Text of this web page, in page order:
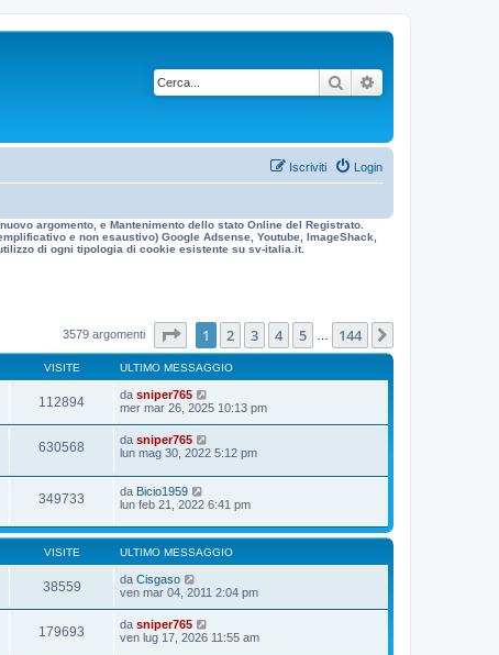
Cerca
Login
Iscriviti
argomento, e Mantenimento dello stato Online del Registrato.
e non esaustivo) Google Adsense, Youtube, ImageShack,
di ogni tipologia di cookie esistente su sv-italia.it.
3579 argomenti Pagina1 di 144
1 2 3 4 5 144
VISITE ULTIMO MESSAGGIO
112894 da sniper765
mer mar 26, 2025 10:13 pm
630568 da sniper765
lun mag 30, 2022 5:12 pm
349733 da Bicio1959
lun feb 21, 2022 6:41 pm
VISITE ULTIMO MESSAGGIO
38559 da Cisgaso
ven mar 04, 2011 2:04 pm
179693 da sniper765
ven lug 17, 2026 11:55 am